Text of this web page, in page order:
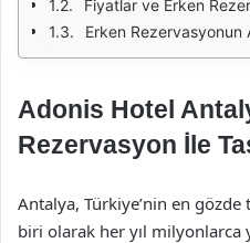
Fiyatlar ve Erken
Erken Rezervasyonun
Adonis Hotel
Rezervasyon İle
Antalya, Türkiye’nin en
biri olarak her yıl milyonlarca